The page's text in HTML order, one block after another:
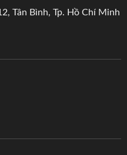
Tân Bình, Tp. Hồ Chí Minh